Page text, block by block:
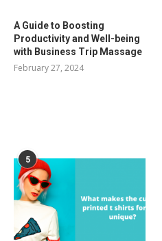
A Guide to Boosting
Productivity and Well-being
with Business Trip Massage
February 27, 2024
5